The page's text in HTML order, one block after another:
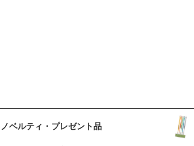
ノベルティ・プレゼント品